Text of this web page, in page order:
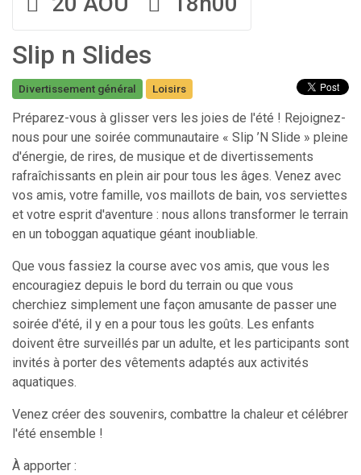
Slip n Slides
Divertissement général Loisirs
Préparez-vous à glisser vers les joies de l'été ! Rejoignez-
nous pour une soirée communautaire « Slip ’N Slide » pleine
d'énergie, de rires, de musique et de divertissements
rafraîchissants en plein air pour tous les âges. Venez avec
vos amis, votre famille, vos maillots de bain, vos serviettes
et votre esprit d'aventure : nous allons transformer le terrain
en un toboggan aquatique géant inoubliable.
Que vous fassiez la course avec vos amis, que vous les
encouragiez depuis le bord du terrain ou que vous
cherchiez simplement une façon amusante de passer une
soirée d'été, il y en a pour tous les goûts. Les enfants
doivent être surveillés par un adulte, et les participants sont
invités à porter des vêtements adaptés aux activités
aquatiques.
Venez créer des souvenirs, combattre la chaleur et célébrer
l'été ensemble !
À apporter :